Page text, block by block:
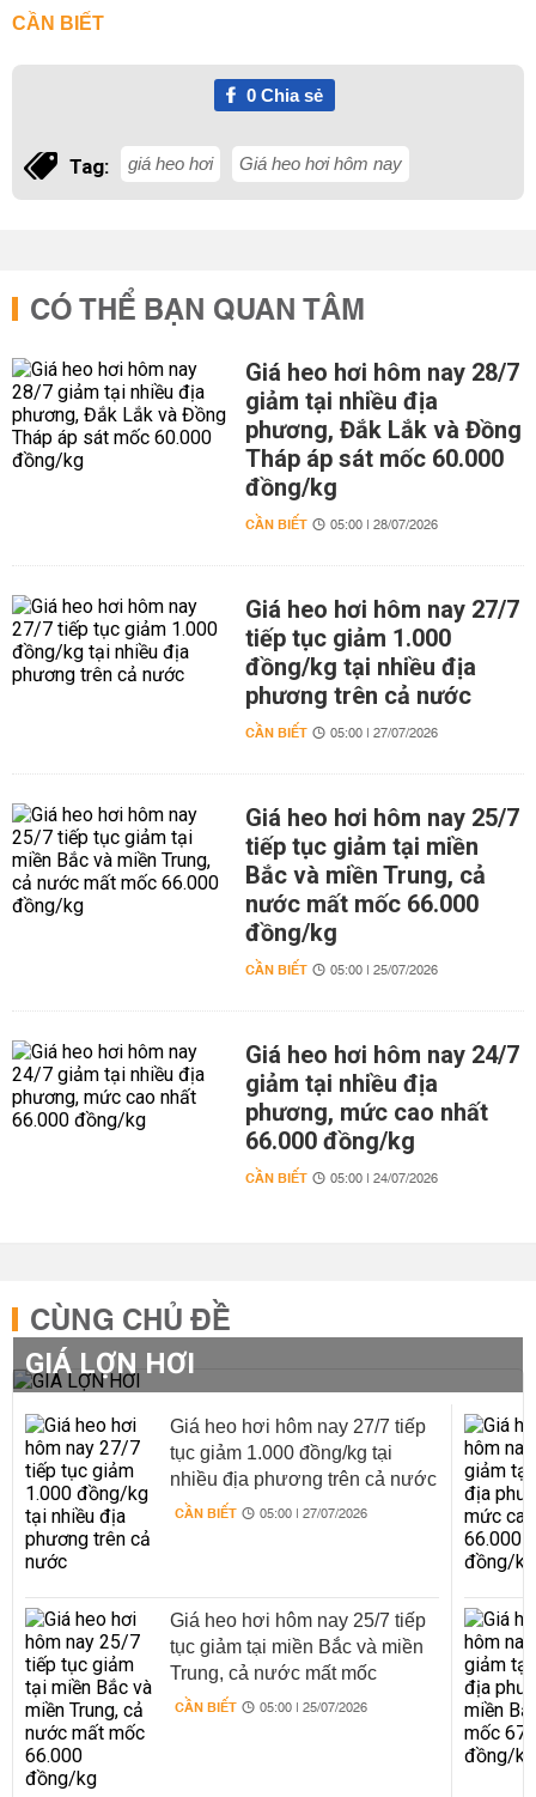
CẦN BIẾT
0Chia sẻ
Tag: giá heo hơi Giá heo hơi hôm nay
CÓ THỂ BẠN QUAN TÂM
Giá heo hơi hôm nay 28/7
giảm tại nhiều địa
phương, Đắk Lắk và Đồng
Tháp áp sát mốc 60.000
đồng/kg
CẦN BIẾT 05:00 | 28/07/2026
Giá heo hơi hôm nay 27/7
tiếp tục giảm 1.000
đồng/kg tại nhiều địa
phương trên cả nước
CẦN BIẾT 05:00 | 27/07/2026
Giá heo hơi hôm nay 25/7
tiếp tục giảm tại miền
Bắc và miền Trung, cả
nước mất mốc 66.000
đồng/kg
CẦN BIẾT 05:00 | 25/07/2026
Giá heo hơi hôm nay 24/7
giảm tại nhiều địa
phương, mức cao nhất
66.000 đồng/kg
CẦN BIẾT 05:00 | 24/07/2026
CÙNG CHỦ ĐỀ
GIÁ LỢN HƠI
Giá heo hơi hôm nay 27/7 tiếp
tục giảm 1.000 đồng/kg tại
nhiều địa phương trên cả nước
CẦN BIẾT 05:00 | 27/07/2026
Giá heo hơi hôm nay 25/7 tiếp
tục giảm tại miền Bắc và miền
Trung, cả nước mất mốc
66.000 đồng/kg
CẦN BIẾT 05:00 | 25/07/2026